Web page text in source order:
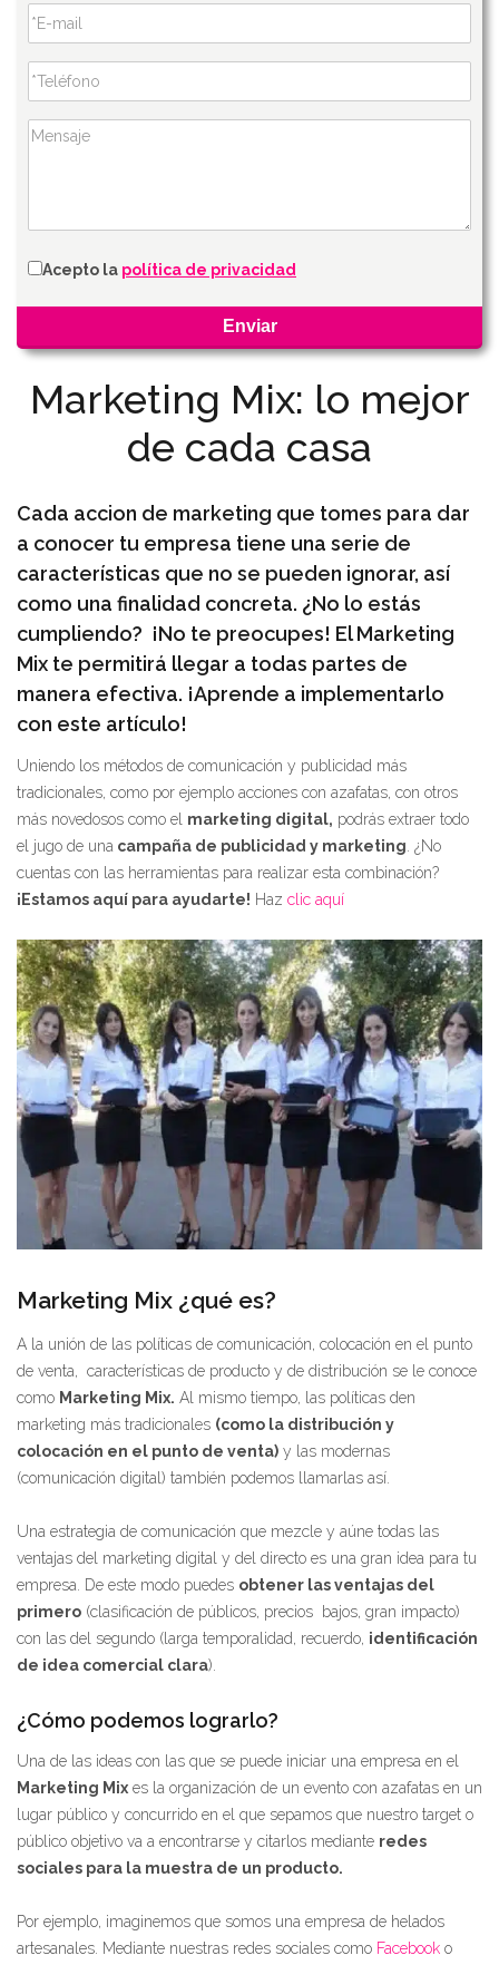
Marketing Mix: lo mejor
de cada casa
Cada accion de marketing que tomes para dar
a conocer tu empresa tiene una serie de
características que no se pueden ignorar, así
como una finalidad concreta. ¿No lo estás
cumpliendo? ¡No te preocupes! El Marketing
Mix te permitirá llegar a todas partes de
manera efectiva. ¡Aprende a implementarlo
con este artículo!
Uniendo los métodos de comunicación y publicidad más
tradicionales, como por ejemplo acciones con azafatas, con otros
más novedosos como el marketing digital, podrás extraer todo
el jugo de una campaña de publicidad y marketing . ¿No
cuentas con las herramientas para realizar esta combinación?
¡Estamos aquí para ayudarte! Haz clic aquí
Marketing Mix ¿qué es?
A la unión de las políticas de comunicación, colocación en el punto
de venta, características de producto y de distribución se le conoce
como Marketing Mix. Al mismo tiempo, las políticas den
marketing más tradicionales (como la distribución y
colocación en el punto de venta) y las modernas
(comunicación digital) también podemos llamarlas así.
Una estrategia de comunicación que mezcle y aúne todas las
ventajas del marketing digital y del directo es una gran idea para tu
empresa. De este modo puedes obtener las ventajas del
primero (clasificación de públicos, precios bajos, gran impacto)
con las del segundo (larga temporalidad, recuerdo, identificación
de idea comercial clara).
¿Cómo podemos lograrlo?
Una de las ideas con las que se puede iniciar una empresa en el
Marketing Mix es la organización de un evento con azafatas en un
lugar público y concurrido en el que sepamos que nuestro target o
público objetivo va a encontrarse y citarlos mediante redes
sociales para la muestra de un producto.
Por ejemplo, imaginemos que somos una empresa de helados
artesanales. Mediante nuestras redes sociales como Facebook o
Acepto la política de privacidad